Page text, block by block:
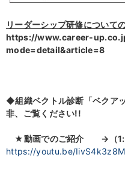
リーダーシップ研修について
https://www.career-
mode=detail&article=8
◆組織ベクトル診断「ベクア
非、ご覧ください!!
★動画でのご紹介 →（
https://youtu.be/